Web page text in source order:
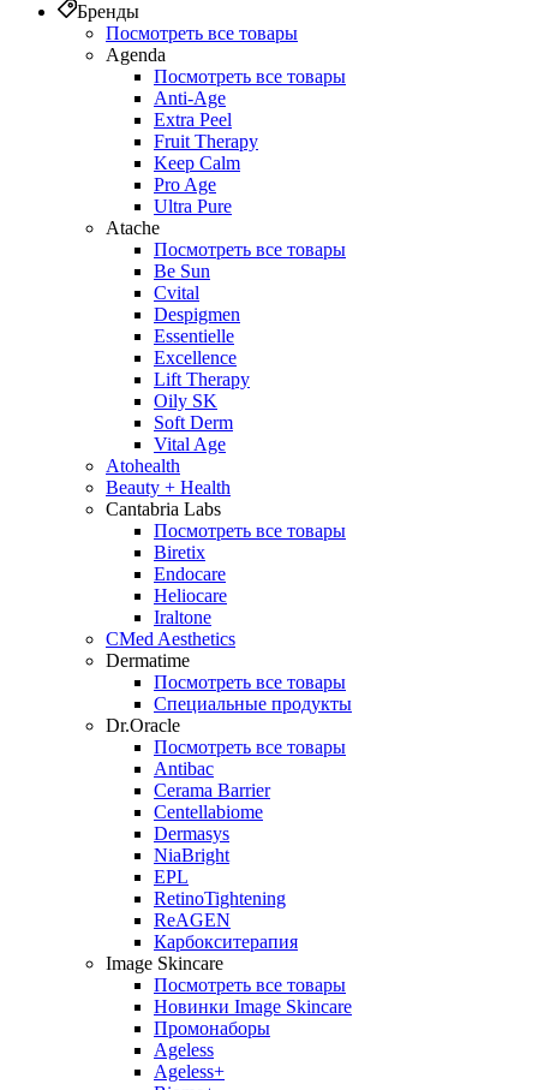
Бренды
Посмотреть все товары
Agenda
Посмотреть все товары
Anti‑Age
Extra Peel
Fruit Therapy
Keep Calm
Pro Age
Ultra Pure
Atache
Посмотреть все товары
Be Sun
Cvital
Despigmen
Essentielle
Excellence
Lift Therapy
Oily SK
Soft Derm
Vital Age
Atohealth
Beauty + Health
Cantabria Labs
Посмотреть все товары
Biretix
Endocare
Heliocare
Iraltone
CMed Aesthetics
Dermatime
Посмотреть все товары
Специальные продукты
Dr.Oracle
Посмотреть все товары
Antibac
Cerama Barrier
Centellabiome
Dermasys
NiaBright
EPL
RetinoTightening
ReAGEN
Карбокситерапия
Image Skincare
Посмотреть все товары
Новинки Image Skincare
Промонаборы
Ageless
Ageless+